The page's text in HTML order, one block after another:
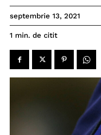
septembrie 13, 2021
1 min. de citit